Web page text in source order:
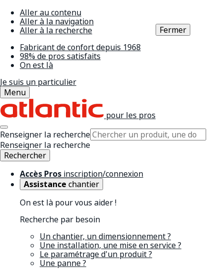
Aller au contenu
Aller à la navigation
Aller à la recherche
Fabricant de confort depuis 1968
98% de pros satisfaits
On est là
Je suis un particulier
Menu
pour les pros
Renseigner la recherche
Renseigner la recherche
Rechercher
Accès Pros inscription/connexion
Assistance chantier
On est là pour vous aider !
Recherche par besoin
Un chantier, un dimensionnement ?
Une installation, une mise en service ?
Le paramétrage d'un produit ?
Une panne ?
Fermer